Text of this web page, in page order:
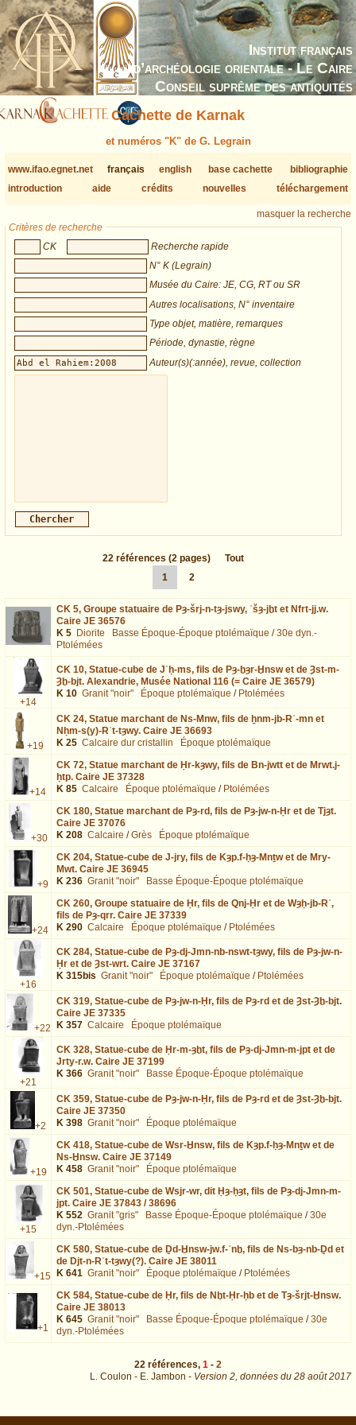
Institut français
d’archéologie orientale - Le Caire
Conseil suprême des antiquités
Cachette de Karnak
et numéros "K" de G. Legrain
www.ifao.egnet.net français english base cachette
bibliographie
introduction
aide crédits nouvelles téléchargement
masquer la recherche
Critères de recherche
CK
Recherche rapide
N° K (Legrain)
Musée du Caire: JE, CG, RT ou SR
Autres localisations, N° inventaire
Type objet, matière, remarques
Période, dynastie, règne
Auteur(s)(:année), revue, collection
22 références (2 pages)
Tout
1
2
CK 5, Groupe statuaire de Pȝ-šrj-n-tȝ-jswy, ʿšȝ-jḫt et Nfrt-jj.w.
Caire JE 36576
K 5 Diorite Basse Époque-Époque ptolémaïque /30e dyn.-
Ptolémées
+14
CK 10, Statue-cube de Jʿḥ-ms, fils de Pȝ-ḫȝr-Ḫnsw et de Ȝst-m-
Ȝḫ-bjt. Alexandrie, Musée National 116 (= Caire JE 36579)
K 10 Granit "noir" Époque ptolémaïque / Ptolémées
+19
CK 24, Statue marchant de Ns-Mnw, fils de ẖnm-jb-Rʿ-mn et
Nḥm-s(y)-Rʿt-tȝwy. Caire JE 36693
K 25 Calcaire dur cristallin Époque ptolémaïque
+14
CK 72, Statue marchant de Ḥr-kȝwy, fils de Bn-jwtt et de Mrwt.j-
ḥtp. Caire JE 37328
K 85 Calcaire Époque ptolémaïque / Ptolémées
+30
CK 180, Statue marchant de Pȝ-rd, fils de Pȝ-jw-n-Ḥr et de Tjȝt.
Caire JE 37076
K 208 Calcaire /Grès Époque ptolémaïque
+9
CK 204, Statue-cube de J-jry, fils de Kȝp.f-ḥȝ-Mnṯw et de Mry-
Mwt. Caire JE 36945
K 236 Granit "noir" Basse Époque-Époque ptolémaïque
+24
CK 260, Groupe statuaire de Ḥr, fils de Qnj-Ḥr et de Wȝḥ-jb-Rʿ,
fils de Pȝ-qrr. Caire JE 37339
K 290 Calcaire Époque ptolémaïque / Ptolémées
+16
CK 284, Statue-cube de Pȝ-dj-Jmn-nb-nswt-tȝwy, fils de Pȝ-jw-n-
Ḥr et de Ȝst-wrt. Caire JE 37167
K 315bis Granit "noir" Époque ptolémaïque / Ptolémées
+22
CK 319, Statue-cube de Pȝ-jw-n-Ḥr, fils de Pȝ-rd et de Ȝst-Ȝḫ-bjt.
Caire JE 37335
K 357 Calcaire Époque ptolémaïque
+21
CK 328, Statue-cube de Ḥr-m-ȝḫt, fils de Pȝ-dj-Jmn-m-jpt et de
Jrty-r.w. Caire JE 37199
K 366 Granit "noir" Basse Époque-Époque ptolémaïque
+2
CK 359, Statue-cube de Pȝ-jw-n-Ḥr, fils de Pȝ-rd et de Ȝst-Ȝḫ-bjt.
Caire JE 37350
K 398 Granit "noir" Époque ptolémaïque
+19
CK 418, Statue-cube de Wsr-Ḫnsw, fils de Kȝp.f-ḥȝ-Mnṯw et de
Ns-Ḫnsw. Caire JE 37149
K 458 Granit "noir" Époque ptolémaïque
+15
CK 501, Statue-cube de Wsjr-wr, dit Ḥȝ-ḥȝt, fils de Pȝ-dj-Jmn-m-
jpt. Caire JE 37843 / 38696
K 552 Granit "gris" Basse Époque-Époque ptolémaïque /30e
dyn.-Ptolémées
+15
CK 580, Statue-cube de Ḏd-Ḫnsw-jw.f-ʿnḫ, fils de Ns-bȝ-nb-Ḏd et
de Djt-n-Rʿt-tȝwy(?). Caire JE 38011
K 641 Granit "noir" Époque ptolémaïque / Ptolémées
+1
CK 584, Statue-cube de Ḥr, fils de Nḫt-Ḥr-ḥb et de Tȝ-šrjt-Ḫnsw.
Caire JE 38013
K 645 Granit "noir" Basse Époque-Époque ptolémaïque /30e
dyn.-Ptolémées
22 références, 1 - 2
L. Coulon - E. Jambon - Version 2, données du 28 août 2017